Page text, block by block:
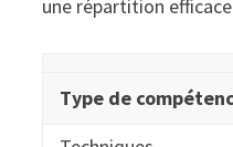
une répartition
Type de